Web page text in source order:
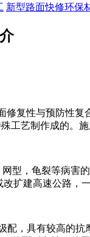
新型路面快修环保
复性与预防性复
工艺制作成的。
型，龟裂等病害
扩建高速公路，
配，具有较高的